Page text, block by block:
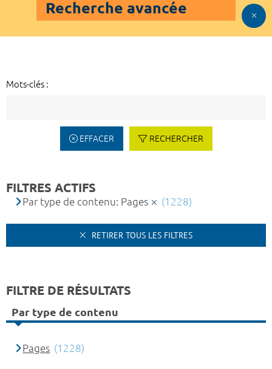
Recherche avancée
Mots-clés :
EFFACER RECHERCHER
FILTRES ACTIFS
Par type de contenu: Pages (1228)
RETIRER TOUS LES FILTRES
FILTRE DE RÉSULTATS
Par type de contenu
Pages (1228)